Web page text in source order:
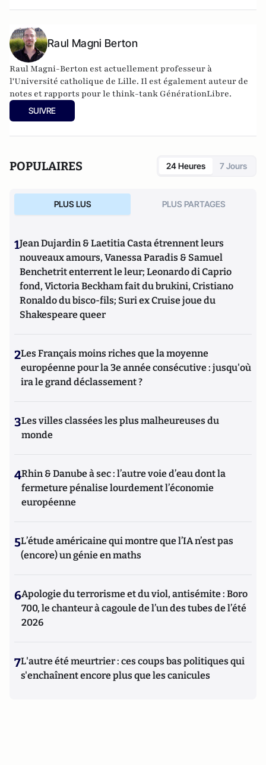
Raul Magni Berton
Raul Magni-Berton est actuellement professeur à
l'Université catholique de Lille. Il est également auteur de
notes et rapports pour le think-tank GénérationLibre.
SUIVRE
POPULAIRES 24 Heures 7 Jours
PLUS LUS PLUS PARTAGES
1Jean Dujardin & Laetitia Casta étrennent leurs
nouveaux amours, Vanessa Paradis & Samuel
Benchetrit enterrent le leur; Leonardo di Caprio
fond, Victoria Beckham fait du brukini, Cristiano
Ronaldo du bisco-fils; Suri ex Cruise joue du
Shakespeare queer
2Les Français moins riches que la moyenne
européenne pour la 3e année consécutive : jusqu'où
ira le grand déclassement ?
3Les villes classées les plus malheureuses du
monde
4Rhin & Danube à sec : l’autre voie d’eau dont la
fermeture pénalise lourdement l’économie
européenne
5L’étude américaine qui montre que l’IA n’est pas
(encore) un génie en maths
6Apologie du terrorisme et du viol, antisémite : Boro
700, le chanteur à cagoule de l’un des tubes de l’été
2026
7L'autre été meurtrier : ces coups bas politiques qui
s'enchaînent encore plus que les canicules